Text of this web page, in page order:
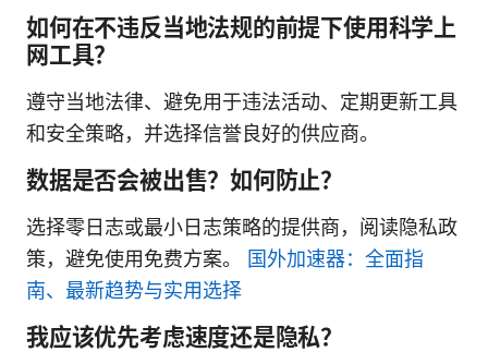
如何在不违反当地法规的前提下使用科学上
网工具？
遵守当地法律、避免用于违法活动、定期更新工具
和安全策略，并选择信誉良好的供应商。
数据是否会被出售？如何防止？
选择零日志或最小日志策略的提供商，阅读隐私政
策，避免使用免费方案。
国外加速器：全面指
南、最新趋势与实用选择
我应该优先考虑速度还是隐私？